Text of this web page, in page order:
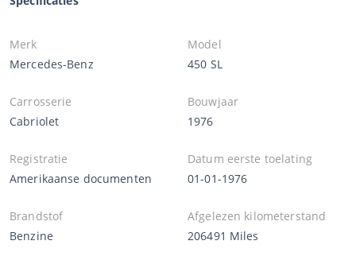
Merk
Mercedes-Benz
Model
450 SL
Carrosserie
Cabriolet
Bouwjaar
1976
Registratie
Amerikaanse documenten
Datum eerste toelating
01-01-1976
Brandstof
Benzine
Afgelezen kilometerstand
206491 Miles